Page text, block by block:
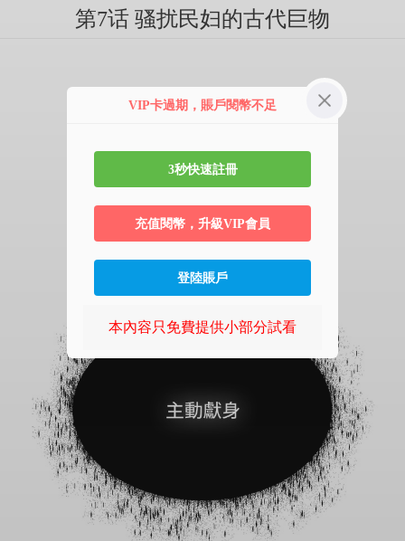
第7话 骚扰民妇的古代巨物
VIP卡過期，賬戶閱幣不足
3秒快速註冊
充值閱幣，升級VIP會員
登陸賬戶
本內容只免費提供小部分試看